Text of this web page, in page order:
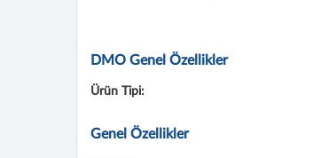
DMO Genel Özellikler
Ürün Tipi:
Genel Özellikler